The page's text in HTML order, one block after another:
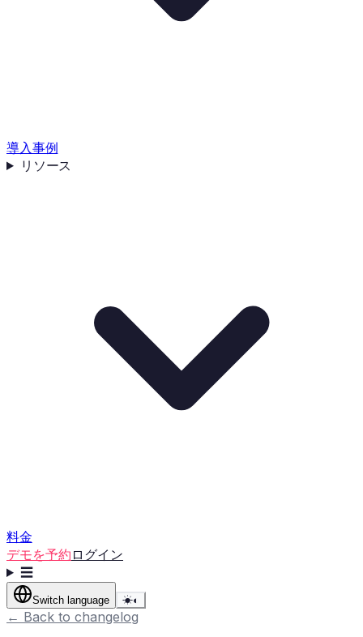
導入事例
リソース
料金
デモを予約 ログイン
☰
Switch language ☀◐
← Back to changelog